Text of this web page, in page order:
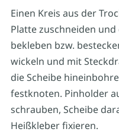
Einen Kreis aus der
Platte zuschneiden
bekleben bzw.
wickeln und mit
die Scheibe
festknoten. Pinholder
schrauben, Scheibe
Heißkleber fixieren.